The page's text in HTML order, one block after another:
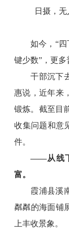
日摄，
如今，“
键少数”，更多
干部沉下
惠说，近年来
锻炼。截至目
收集问题和意
件。
——从线
富。
霞浦县溪
粼粼的海面铺
上丰收景象。